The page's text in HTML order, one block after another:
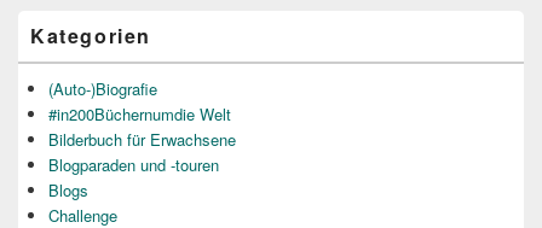
Kategorien
(Auto-)Biografie
#in200Büchernumdie Welt
Bilderbuch für Erwachsene
Blogparaden und -touren
Blogs
Challenge